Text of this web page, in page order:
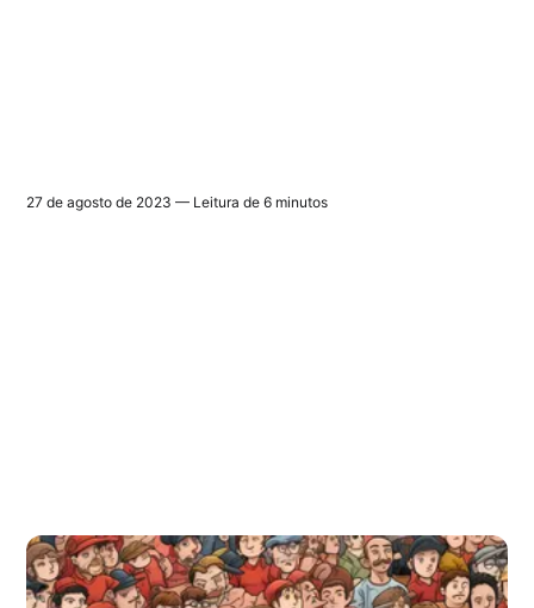
27 de agosto de 2023 — Leitura de 6 minutos